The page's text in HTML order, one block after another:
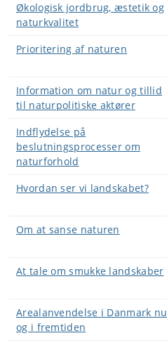
Økologisk jordbrug, æstetik og
naturkvalitet
Prioritering af naturen
Information om natur og tillid
til naturpolitiske aktører
Indflydelse på
beslutningsprocesser om
naturforhold
Hvordan ser vi landskabet?
Om at sanse naturen
At tale om smukke landskaber
Arealanvendelse i Danmark nu
og i fremtiden